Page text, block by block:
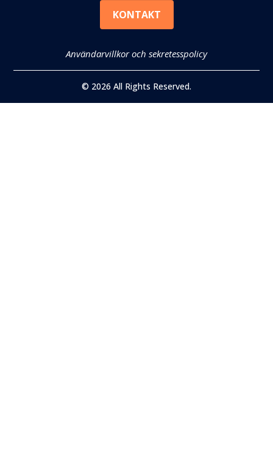
KONTAKT
Användarvillkor och sekretesspolicy
© 2026 All Rights Reserved.